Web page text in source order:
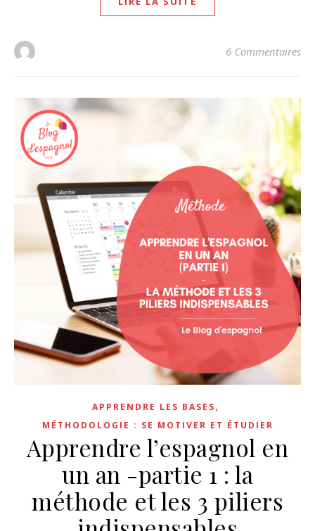
6 Commentaires
APPRENDRE LES BASES,
MÉTHODOLOGIE : SE MOTIVER ET ÉTUDIER
Apprendre l’espagnol en
un an -partie 1 : la
méthode et les 3 piliers